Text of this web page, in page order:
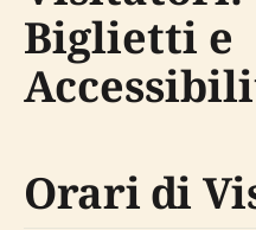
Biglietti e
Orari di